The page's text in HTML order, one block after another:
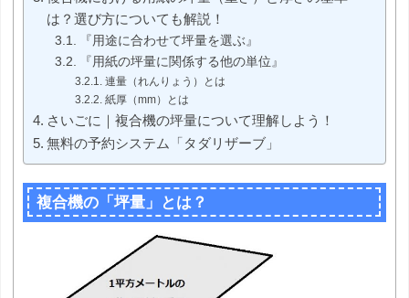
は？選び方についても解説！
『用途に合わせて坪量を選ぶ』
『用紙の坪量に関係する他の単位』
連量（れんりょう）とは
紙厚（mm）とは
さいごに｜複合機の坪量について理解しよう！
無料の予約システム「タダリザーブ」
複合機の「坪量」とは？